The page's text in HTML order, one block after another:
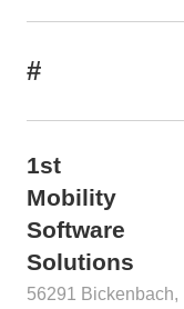
#
1st
Mobility
Software
Solutions
56291 Bickenbach,